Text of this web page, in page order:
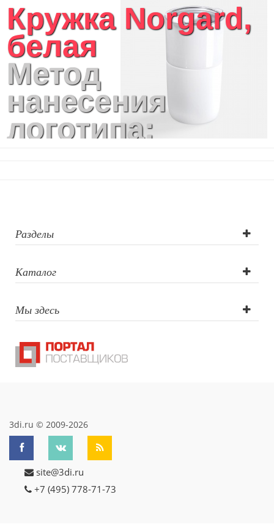
Кружка Norgard,
белая
Метод
нанесения
логотипа:
лазерная
гравировка
Разделы
Каталог
Мы здесь
3di.ru © 2009-2026
site@3di.ru
+7 (495) 778-71-73